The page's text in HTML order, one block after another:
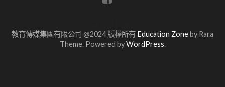
教育傳媒集團有限公司 @2024 版權所有 Education Zoneby Rara
Theme. Powered byWordPress.